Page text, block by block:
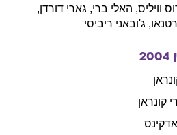
וויליס, האלי ברי, גארי דורדן,
, ג'ובאני ריביסי
2004
קונראן
אדקינס